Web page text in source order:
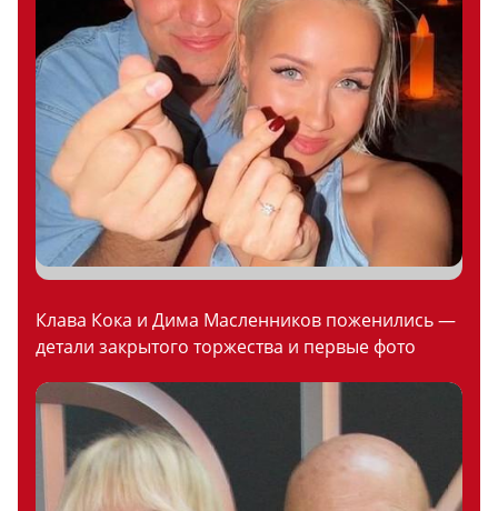
Клава Кока и Дима Масленников поженились —
детали закрытого торжества и первые фото